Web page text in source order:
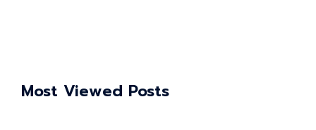
Most Viewed Posts